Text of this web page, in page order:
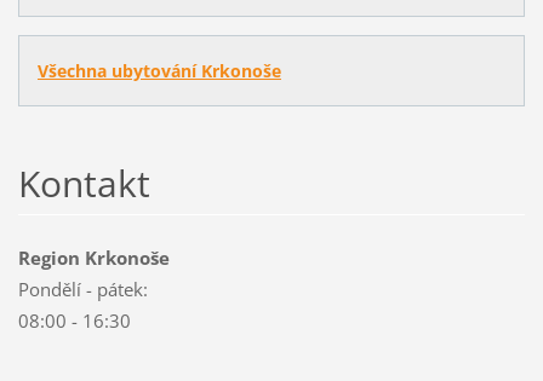
Všechna ubytování Krkonoše
Kontakt
Region Krkonoše
Pondělí - pátek:
08:00 - 16:30